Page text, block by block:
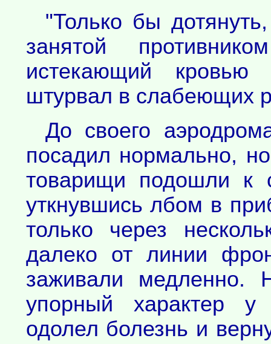
"Только бы
занятой
истекающий кровью
штурвал в слабеющих
До своего
посадил нормально,
товарищи подошли к
уткнувшись лбом в
только через
далеко от линии
заживали медленно.
упорный характер
одолел болезнь и